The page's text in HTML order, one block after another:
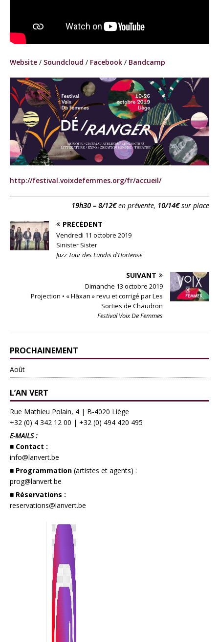
Website / Soundcloud / Facebook / Bandcamp
http://festival.voixdefemmes.org/fr/accueil/
19h30 – 8/12€en prévente, 10/14€sur place
PRÉCÉDENT
Vendredi 11 octobre 2019
Sinister Sister
Jazz Tour des Lundis d’Hortense
SUIVANT
Dimanche 13 octobre 2019
Projection • « Häxan » revu et corrigé par Les
Sorties de Chaudron
Festival Voix De Femmes
PROCHAINEMENT
Août
L’AN VERT
Rue Mathieu Polain, 4 | B-4020 Liège
+32 (0) 4 342 12 00 | +32 (0) 494 420 495
E-MAILS :
■ Contact :
info@lanvert.be
■ Programmation (artistes et agents) :
prog@lanvert.be
■ Réservations :
reservations@lanvert.be